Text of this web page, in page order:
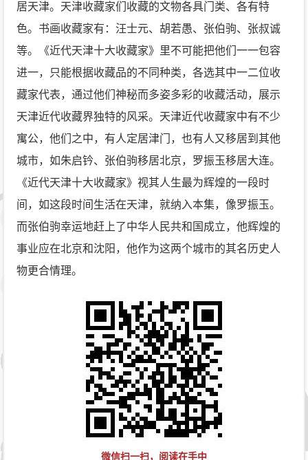
居天津。天津收藏家们收藏的文物各具门类、各有特
色。书画收藏家有：汪士元、胡若愚、张伯驹、张叔诚
等。《近代天津十大收藏家》里不可能把他们一一包容
进一，只能根据收藏品的不同种类，各选其中一二位收
藏家代表，通过他们神秘而多姿多彩的收藏活动，展示
天津近代收藏界独特的风采。天津近代收藏家中有不少
寓公，他们之中，有人定居津门，也有人又移居到其他
城市，如朱启钤、张伯驹移居北京，罗振玉移居大连。
《近代天津十大收藏家》视其人生最为辉煌的一段时
间，如这段时间生活在天津，就纳入本集，像罗振玉。
而张伯驹幸运地赶上了中华人民共和国成立，他辉煌的
事业应在北京和沈阳，他作为这两个城市的其名历史人
物更合情理。
微信扫一扫，阅读在手中